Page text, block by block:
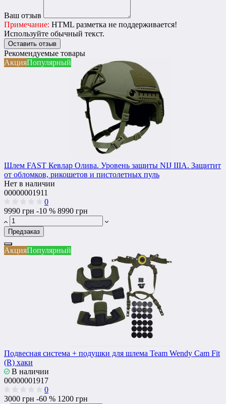
Ваш отзыв
Примечание: HTML разметка не поддерживается!
Используйте обычный текст.
Оставить отзыв
Рекомендуемые товары
АкцияПопулярный
Шлем FAST Кевлар Олива. Уровень защиты NIJ IIIA. Защитит
от обломков, рикошетов и пистолетных пуль
Нет в наличии
00000001911
0
9990 грн -10 % 8990 грн
Предзаказ
АкцияПопулярный
Подвесная система + подушки для шлема Team Wendy Cam Fit
(R) хаки
В наличии
00000001917
0
3000 грн -60 % 1200 грн